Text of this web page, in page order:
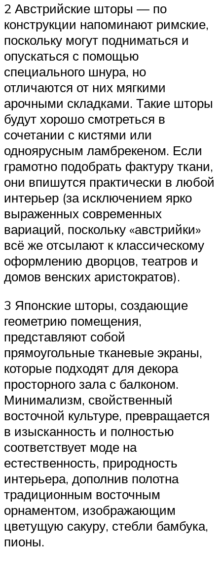
2 Австрийские шторы — по
конструкции напоминают римские,
поскольку могут подниматься и
опускаться с помощью
специального шнура, но
отличаются от них мягкими
арочными складками. Такие шторы
будут хорошо смотреться в
сочетании с кистями или
одноярусным ламбрекеном. Если
грамотно подобрать фактуру ткани,
они впишутся практически в любой
интерьер (за исключением ярко
выраженных современных
вариаций, поскольку «австрийки»
всё же отсылают к классическому
оформлению дворцов, театров и
домов венских аристократов).
3 Японские шторы, создающие
геометрию помещения,
представляют собой
прямоугольные тканевые экраны,
которые подходят для декора
просторного зала с балконом.
Минимализм, свойственный
восточной культуре, превращается
в изысканность и полностью
соответствует моде на
естественность, природность
интерьера, дополнив полотна
традиционным восточным
орнаментом, изображающим
цветущую сакуру, стебли бамбука,
пионы.